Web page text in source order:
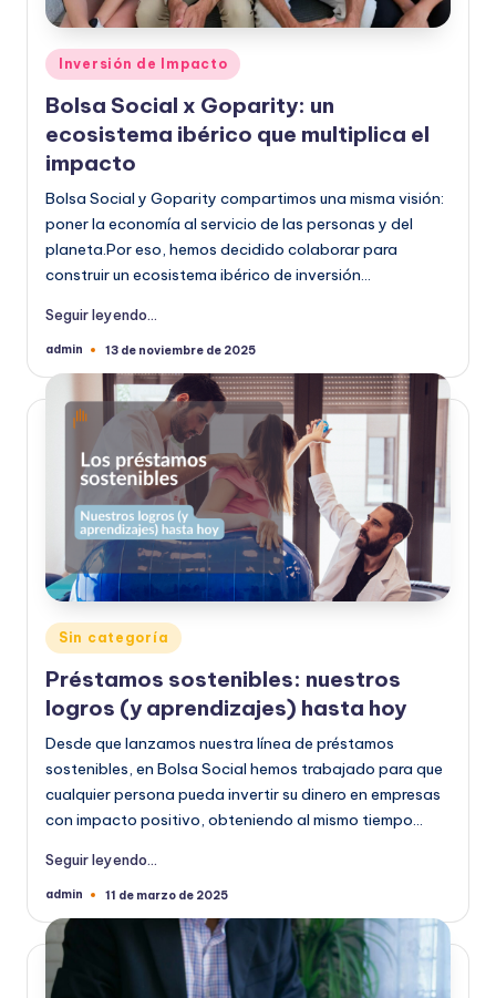
Publicado
en
Inversión de Impacto
Bolsa Social x Goparity: un
ecosistema ibérico que multiplica el
impacto
Bolsa Social y Goparity compartimos una misma visión:
poner la economía al servicio de las personas y del
planeta.Por eso, hemos decidido colaborar para
construir un ecosistema ibérico de inversión…
Seguir leyendo...
Publicado
admin 13 de noviembre de 2025
Publicado
en
Sin categoría
Préstamos sostenibles: nuestros
logros (y aprendizajes) hasta hoy
Desde que lanzamos nuestra línea de préstamos
sostenibles, en Bolsa Social hemos trabajado para que
cualquier persona pueda invertir su dinero en empresas
con impacto positivo, obteniendo al mismo tiempo…
Seguir leyendo...
Publicado
admin 11 de marzo de 2025